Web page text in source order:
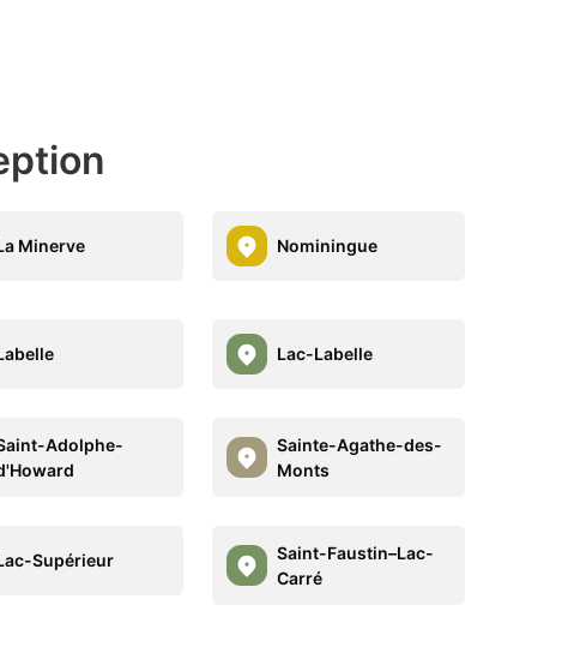
Minerve Nominingue
Lac-Labelle
Adolphe-
Sainte-Agathe-des-
Monts
Supérieur
Saint-Faustin–Lac-
Carré